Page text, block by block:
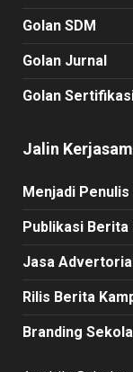
Golan SDM
Golan Jurnal
Golan
Jalin
Menjadi Penulis
Publikasi Berita
Jasa
Rilis Berita
Branding